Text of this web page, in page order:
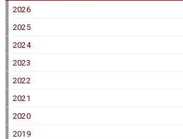
2026
2025
2024
2023
2022
2021
2020
2019